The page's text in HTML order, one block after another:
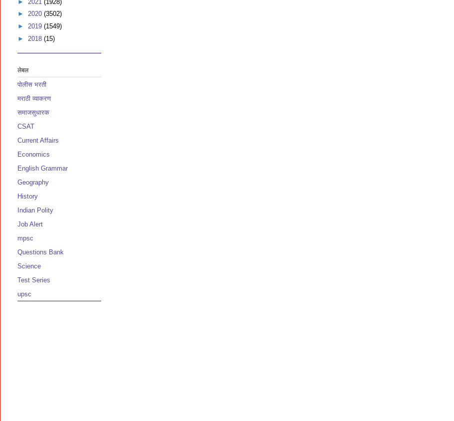
► 2021 (1928)
► 2020 (3502)
► 2019 (1549)
► 2018 (15)
लेबल
पोलीस भरती
मराठी व्याकरण
समाजसुधारक
CSAT
Current Affairs
Economics
English Grammar
Geography
History
Indian Polity
Job Alert
mpsc
Questions Bank
Science
Test Series
upsc